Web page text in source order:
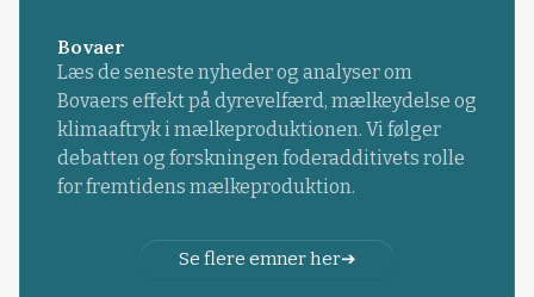
Bovaer
Læs de seneste nyheder og analyser om
Bovaers effekt på dyrevelfærd, mælkeydelse og
klimaaftryk i mælkeproduktionen. Vi følger
debatten og forskningen foderadditivets rolle
for fremtidens mælkeproduktion.
Se flere emner her